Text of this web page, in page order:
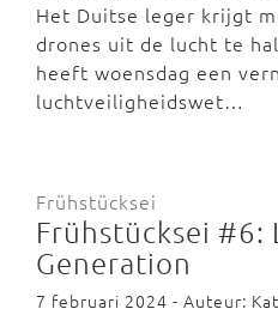
Het Duitse leger krijgt
drones uit de lucht te
heeft woensdag een
luchtveiligheidswet…
Frühstücksei
Frühstücksei #6:
Generation
7 februari 2024 - Auteur: